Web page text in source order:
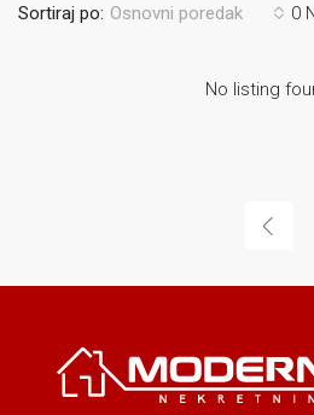
0
Sortiraj po: Osnovni poredak
No listing